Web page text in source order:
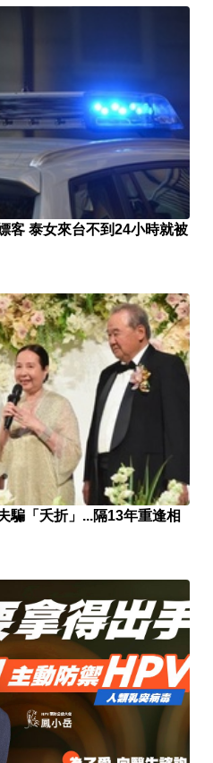
客 泰女來台不到24小時就被
騙「夭折」...隔13年重逢相